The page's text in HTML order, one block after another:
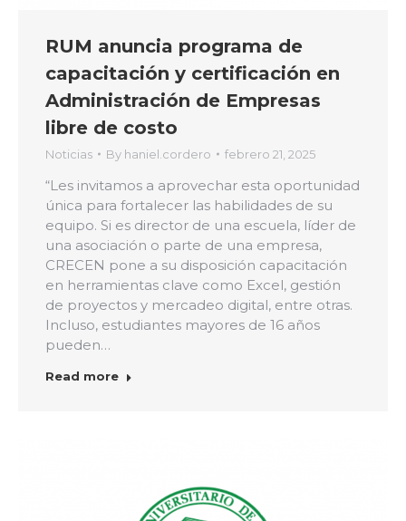
RUM anuncia programa de
capacitación y certificación en
Administración de Empresas
libre de costo
Noticias By haniel.cordero febrero 21, 2025
“Les invitamos a aprovechar esta oportunidad
única para fortalecer las habilidades de su
equipo. Si es director de una escuela, líder de
una asociación o parte de una empresa,
CRECEN pone a su disposición capacitación
en herramientas clave como Excel, gestión
de proyectos y mercadeo digital, entre otras.
Incluso, estudiantes mayores de 16 años
pueden…
Read more